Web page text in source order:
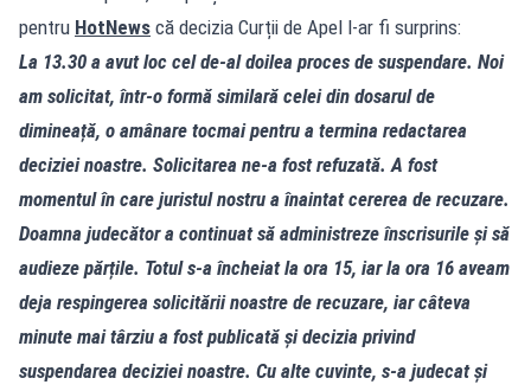
pentru HotNews că decizia Curții de Apel l‑ar fi surprins:
La 13.30 a avut loc cel de‑al doilea proces de suspendare. Noi
am solicitat, într‑o formă similară celei din dosarul de
dimineață, o amânare tocmai pentru a termina redactarea
deciziei noastre. Solicitarea ne‑a fost refuzată. A fost
momentul în care juristul nostru a înaintat cererea de recuzare.
Doamna judecător a continuat să administreze înscrisurile și să
audieze părțile. Totul s‑a încheiat la ora 15, iar la ora 16 aveam
deja respingerea solicitării noastre de recuzare, iar câteva
minute mai târziu a fost publicată și decizia privind
suspendarea deciziei noastre. Cu alte cuvinte, s‑a judecat și